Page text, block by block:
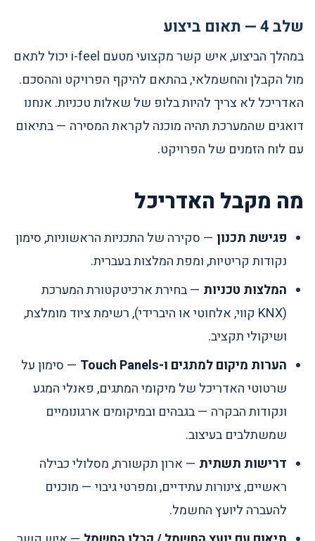
שלב 4 — תאום ביצוע
במהלך הביצוע, איש קשר מקצועי מטעם i-feel יכול לתאם
מול הקבלן והחשמלאי, בהתאם להיקף הפרויקט וההסכם.
האדריכל לא צריך להיות בלופ של שאלות טכניות. אנחנו
דואגים שהמערכת תהיה מוכנה לקראת המסירה — בתיאום
עם לוח הזמנים של הפרויקט.
מה מקבל האדריכל
פגישת תכנון — סקירה של התכניות הראשוניות, סימון
נקודות קריטיות, ומפת המלצות בעברית.
המלצות טכניות — בחירת ארכיטקטורת המערכת
(KNX קווי, אלחוטי או היברידי), רשימת ציוד מומלצת,
ושיקולי תקציב.
הערות מיקום למתגים ו-Touch Panels
— סימון על
שרטוטי האדריכל של מיקומי המתגים, פאנלי המגע
ונקודות הבקרה — בגבהים ובמיקומים ארגונומיים
שמשתלבים בעיצוב.
דרישות תשתית — ארון תקשורת, מסלולי כבילה
ראשיים, צינורות עתידיים, ומפרטי גיבוי — מוכנים
להעברה ליועץ החשמל.